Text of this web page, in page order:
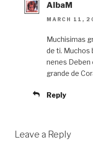
AlbaM
MARCH 11,
Muchisimas
de ti. Muchos
nenes Deben
grande de
Reply
Leave a Reply